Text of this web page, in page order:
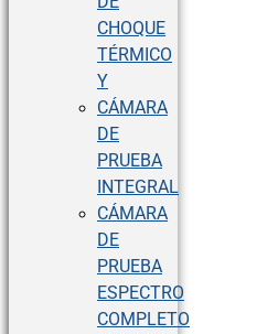
CHOQUE
TÉRMICO
Y
CÁMARA
DE
PRUEBA
INTEGRAL
CÁMARA
DE
PRUEBA
ESPECTRO
COMPLETO